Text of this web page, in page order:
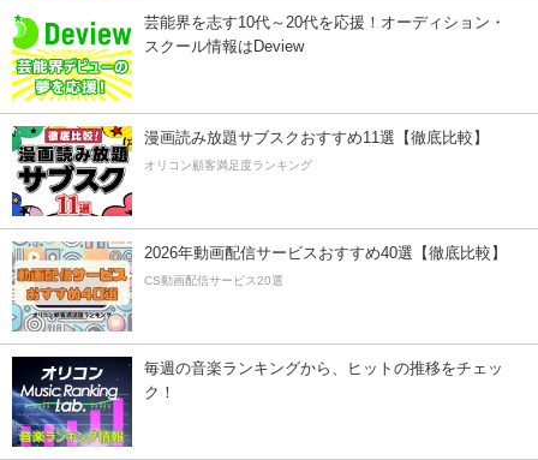
芸能界を志す10代～20代を応援！オーディション・
スクール情報はDeview
漫画読み放題サブスクおすすめ11選【徹底比較】
オリコン顧客満足度ランキング
2026年動画配信サービスおすすめ40選【徹底比較】
CS動画配信サービス20選
毎週の音楽ランキングから、ヒットの推移をチェッ
ク！